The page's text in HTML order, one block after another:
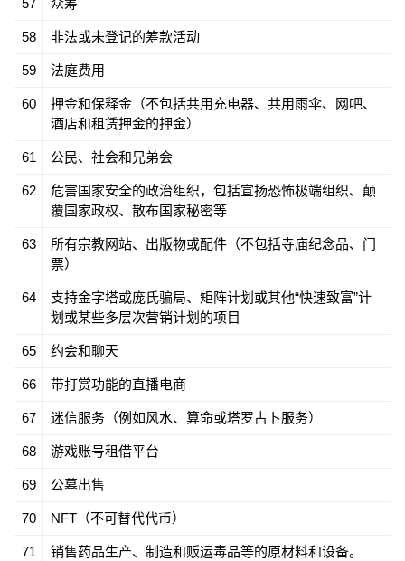
58 非法或未登记的筹款活动
59 法庭费用
60
押金和保释金（不包括共用充电器、共用雨伞、网吧、
酒店和租赁押金的押金）
61 公民、社会和兄弟会
62
危害国家安全的政治组织，包括宣扬恐怖极端组织、颠
覆国家政权、散布国家秘密等
63
所有宗教网站、出版物或配件（不包括寺庙纪念品、门
票）
64
支持金字塔或庞氏骗局、矩阵计划或其他“快速致富”计
划或某些多层次营销计划的项目
65 约会和聊天
66 带打赏功能的直播电商
67 迷信服务（例如风水、算命或塔罗占卜服务）
68 游戏账号租借平台
69 公墓出售
70 NFT（不可替代代币）
71 销售药品生产、制造和贩运毒品等的原材料和设备。